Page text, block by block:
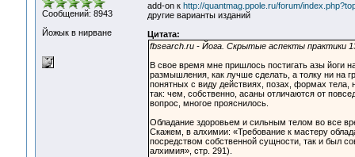
Сообщений: 8943
Йожык в нирване
add-on к http://quantmag.ppole.ru/forum/
другие варианты изданий
Цитата:
fbsearch.ru - Йога. Скрытые аспекты практики
В свое время мне пришлось постигать азы йоги
размышления, как лучше сделать, а толку ни на
понятных с виду действиях, позах, формах
так: чем, собственно, асаны отличаются от
вопрос, многое прояснилось.
Обладание здоровьем и сильным телом во все
Скажем, в алхимии: «Требование к мастеру
посредством собственной сущности, так и был
алхимия», стр. 291).